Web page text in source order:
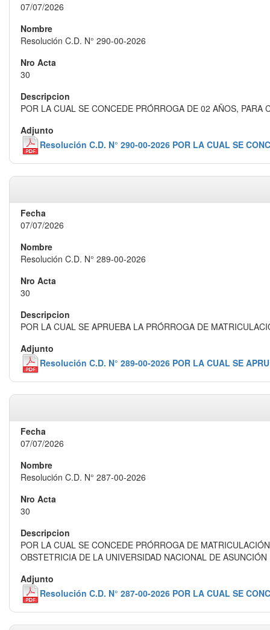
07/07/2026
Resolución C.D. N° 290-00-2026
30
POR LA CUAL SE CONCEDE PRÓRROGA DE 02 AÑOS,
Resolución C.D. N° 290-00-2026 POR LA CUAL SE
07/07/2026
Resolución C.D. N° 289-00-2026
30
POR LA CUAL SE APRUEBA LA PRÓRROGA DE
Resolución C.D. N° 289-00-2026 POR LA CUAL SE
07/07/2026
Resolución C.D. N° 287-00-2026
30
POR LA CUAL SE CONCEDE PRÓRROGA DE
OBSTETRICIA DE LA UNIVERSIDAD NACIONAL DE ASUNCIÓN
Resolución C.D. N° 287-00-2026 POR LA CUAL SE